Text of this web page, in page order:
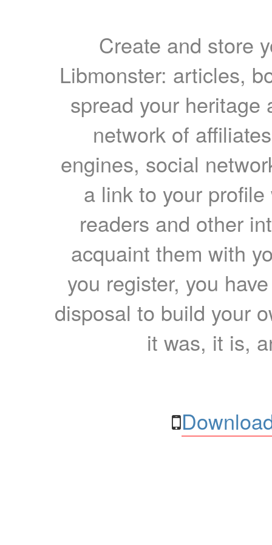
Create and store
Libmonster: articles,
spread your heritage
network of
engines, social
a link to your
readers and other
acquaint them with
you register, you
disposal to build your
it was, it is,